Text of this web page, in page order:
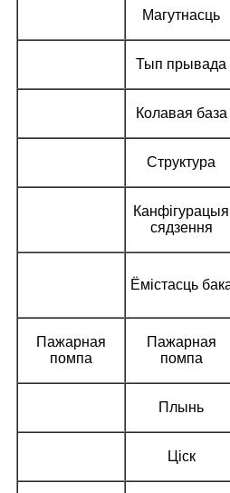
Магутнасць
Тып прывада
Колавая база
Структура
Канфігурацыя
сядзення
Ёмістасць
Пажарная
помпа
Пажарная
помпа
Плынь
Ціск